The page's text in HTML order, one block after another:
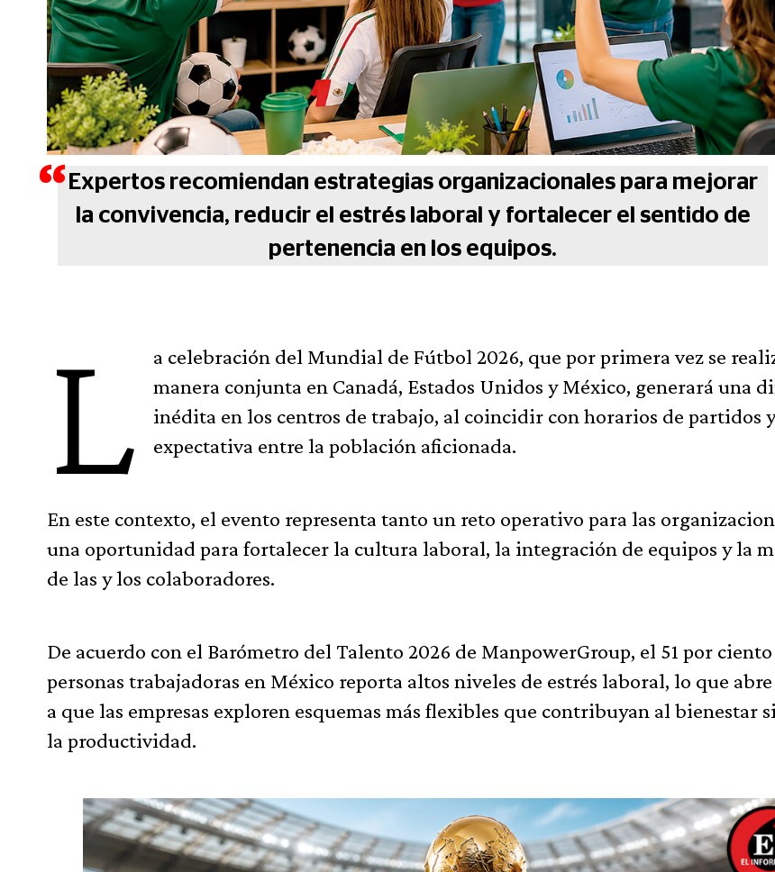
Expertos recomiendan estrategias organizacionales para mejorar
la convivencia, reducir el estrés laboral y fortalecer el sentido de
pertenencia en los equipos.
L
a celebración del Mundial de Fútbol 2026, que por primera vez se
manera conjunta en Canadá, Estados Unidos y México, generará una
inédita en los centros de trabajo, al coincidir con horarios de partidos
expectativa entre la población aficionada.
En este contexto, el evento representa tanto un reto operativo para las
una oportunidad para fortalecer la cultura laboral, la integración de equipos y la
de las y los colaboradores.
De acuerdo con el Barómetro del Talento 2026 de ManpowerGroup, el 51 por ciento
personas trabajadoras en México reporta altos niveles de estrés laboral, lo que
a que las empresas exploren esquemas más flexibles que contribuyan al bienestar
la productividad.